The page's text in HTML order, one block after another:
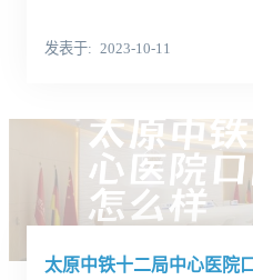
发表于 2023-10-11
太原中铁十二局中心医院